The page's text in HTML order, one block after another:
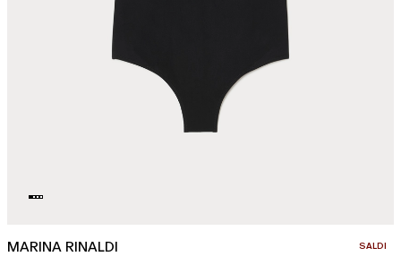
MARINA RINALDI SALDI